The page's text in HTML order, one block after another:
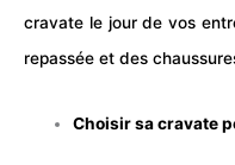
cravate le jour de vos
repassée et des
Choisir sa cravate